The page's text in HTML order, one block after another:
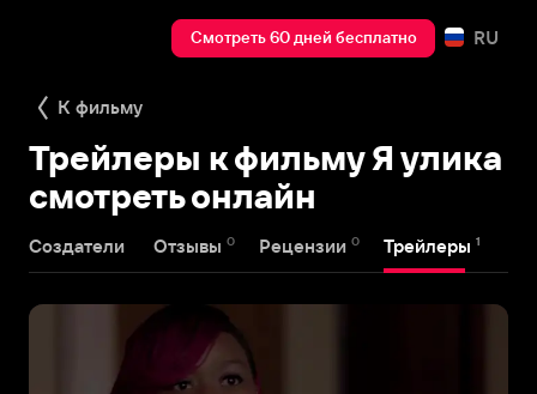
Смотреть 60 дней бесплатно RU
К фильму
Трейлеры к фильму Я улика
смотреть онлайн
Создатели Отзывы 0 Рецензии 0 Трейлеры 1